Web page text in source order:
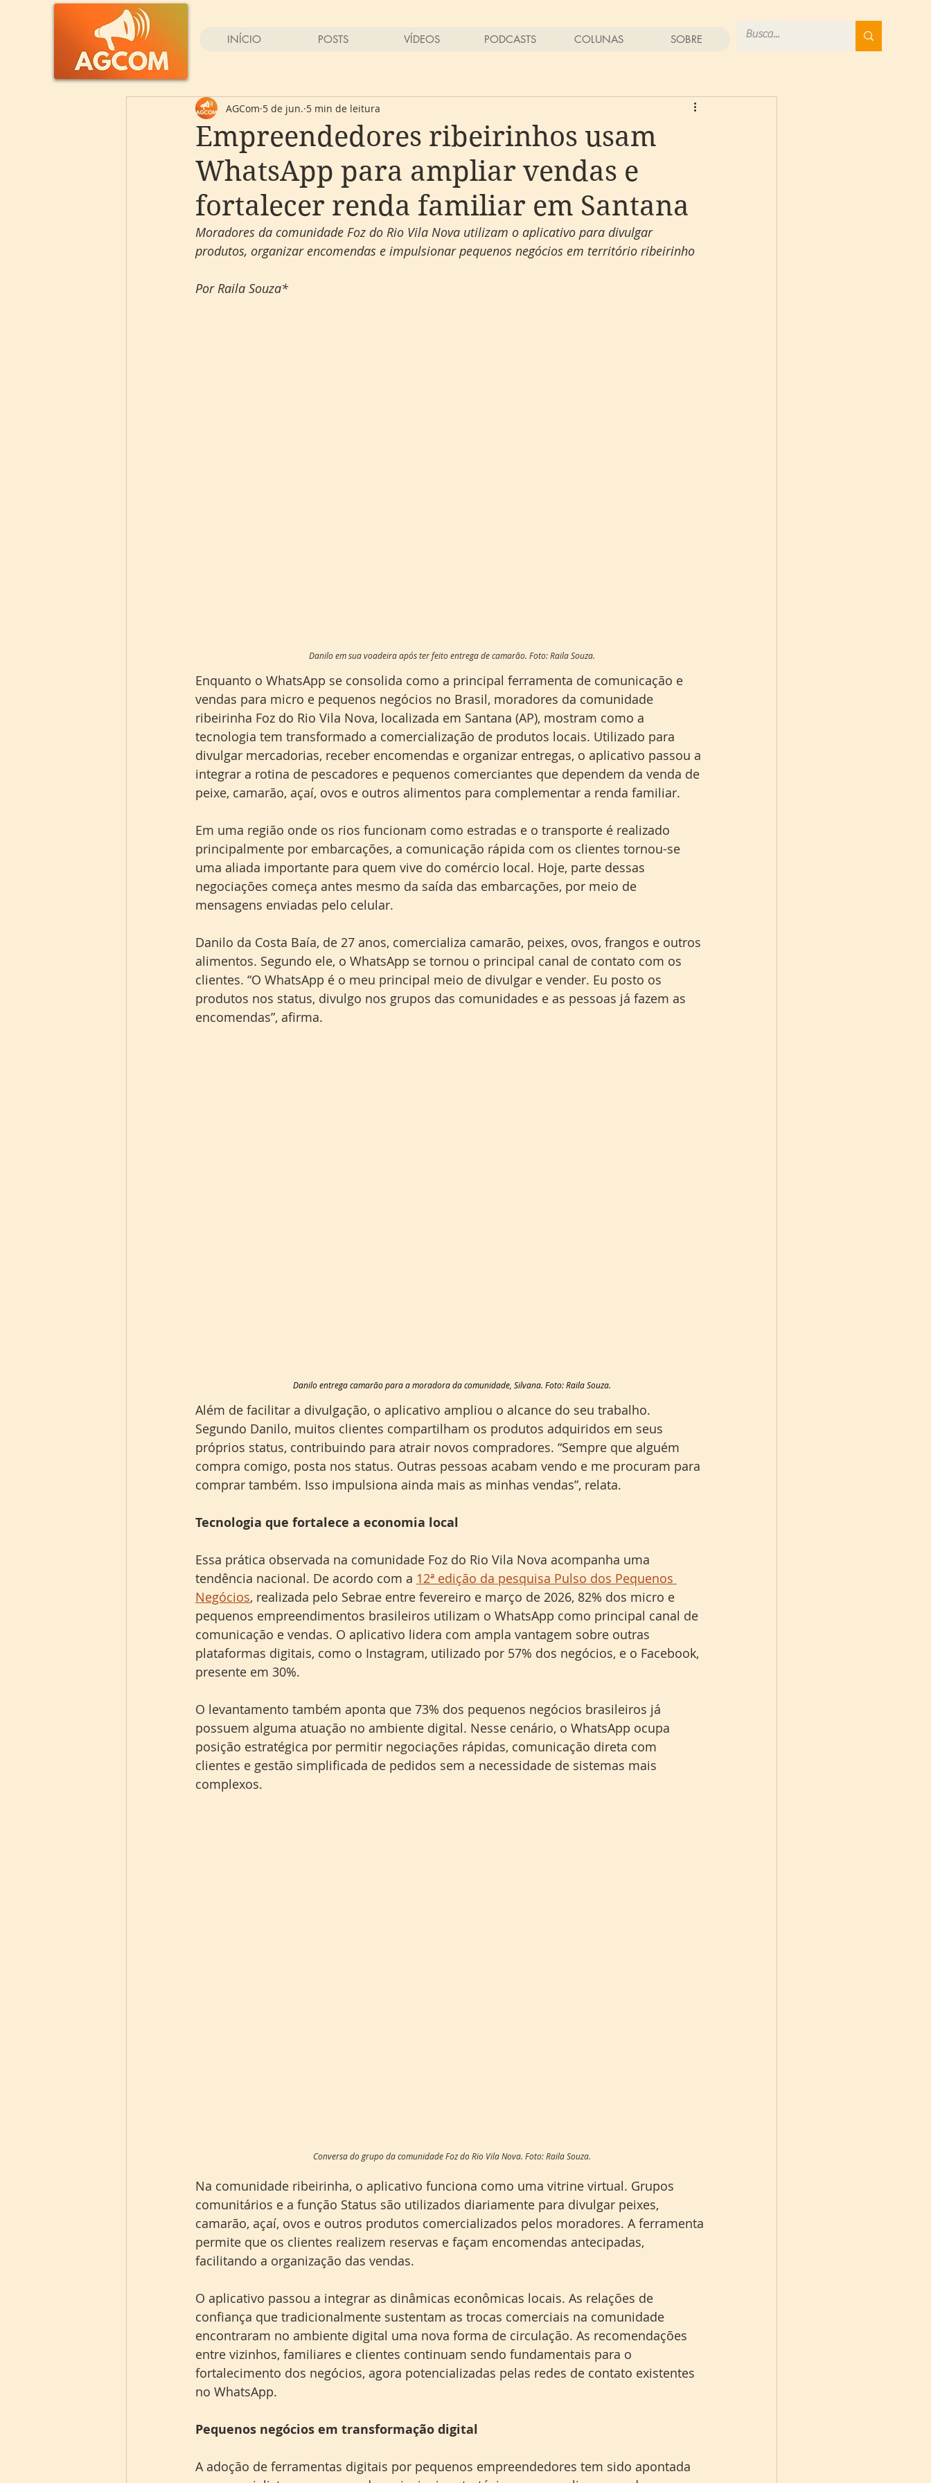
INÍCIO POSTS VÍDEOS PODCASTS COLUNAS SOBRE
Empreendedores ribeirinhos usam
WhatsApp para ampliar vendas e
fortalecer renda familiar em Santana
AGCom 5 de jun. 5 min de leitura
Moradores da comunidade Foz do Rio Vila Nova utilizam o aplicativo para divulgar
produtos, organizar encomendas e impulsionar pequenos negócios em território ribeirinho
Por Raila Souza*
Danilo em sua voadeira após ter feito entrega de camarão. Foto: Raila Souza.
Enquanto o WhatsApp se consolida como a principal ferramenta de comunicação e
vendas para micro e pequenos negócios no Brasil, moradores da comunidade
ribeirinha Foz do Rio Vila Nova, localizada em Santana (AP), mostram como a
tecnologia tem transformado a comercialização de produtos locais. Utilizado para
divulgar mercadorias, receber encomendas e organizar entregas, o aplicativo passou a
integrar a rotina de pescadores e pequenos comerciantes que dependem da venda de
peixe, camarão, açaí, ovos e outros alimentos para complementar a renda familiar.
Em uma região onde os rios funcionam como estradas e o transporte é realizado
principalmente por embarcações, a comunicação rápida com os clientes tornou-se
uma aliada importante para quem vive do comércio local. Hoje, parte dessas
negociações começa antes mesmo da saída das embarcações, por meio de
mensagens enviadas pelo celular.
Danilo da Costa Baía, de 27 anos, comercializa camarão, peixes, ovos, frangos e outros
alimentos. Segundo ele, o WhatsApp se tornou o principal canal de contato com os
clientes. “O WhatsApp é o meu principal meio de divulgar e vender. Eu posto os
produtos nos status, divulgo nos grupos das comunidades e as pessoas já fazem as
encomendas”, afirma.
Danilo entrega camarão para a moradora da comunidade, Silvana. Foto: Raila Souza.
Além de facilitar a divulgação, o aplicativo ampliou o alcance do seu trabalho.
Segundo Danilo, muitos clientes compartilham os produtos adquiridos em seus
próprios status, contribuindo para atrair novos compradores. “Sempre que alguém
compra comigo, posta nos status. Outras pessoas acabam vendo e me procuram para
comprar também. Isso impulsiona ainda mais as minhas vendas”, relata.
Tecnologia que fortalece a economia local
Essa prática observada na comunidade Foz do Rio Vila Nova acompanha uma
tendência nacional. De acordo com a 12ª edição da pesquisa Pulso dos Pequenos
Negócios, realizada pelo Sebrae entre fevereiro e março de 2026, 82% dos micro e
pequenos empreendimentos brasileiros utilizam o WhatsApp como principal canal de
comunicação e vendas. O aplicativo lidera com ampla vantagem sobre outras
plataformas digitais, como o Instagram, utilizado por 57% dos negócios, e o Facebook,
presente em 30%.
O levantamento também aponta que 73% dos pequenos negócios brasileiros já
possuem alguma atuação no ambiente digital. Nesse cenário, o WhatsApp ocupa
posição estratégica por permitir negociações rápidas, comunicação direta com
clientes e gestão simplificada de pedidos sem a necessidade de sistemas mais
complexos.
Conversa do grupo da comunidade Foz do Rio Vila Nova. Foto: Raila Souza.
Na comunidade ribeirinha, o aplicativo funciona como uma vitrine virtual. Grupos
comunitários e a função Status são utilizados diariamente para divulgar peixes,
camarão, açaí, ovos e outros produtos comercializados pelos moradores. A ferramenta
permite que os clientes realizem reservas e façam encomendas antecipadas,
facilitando a organização das vendas.
O aplicativo passou a integrar as dinâmicas econômicas locais. As relações de
confiança que tradicionalmente sustentam as trocas comerciais na comunidade
encontraram no ambiente digital uma nova forma de circulação. As recomendações
entre vizinhos, familiares e clientes continuam sendo fundamentais para o
fortalecimento dos negócios, agora potencializadas pelas redes de contato existentes
no WhatsApp.
Pequenos negócios em transformação digital
A adoção de ferramentas digitais por pequenos empreendedores tem sido apontada